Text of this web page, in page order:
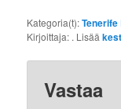
Kategoria(t):Tenerife
Kirjoittaja: . Lisää
Vastaa